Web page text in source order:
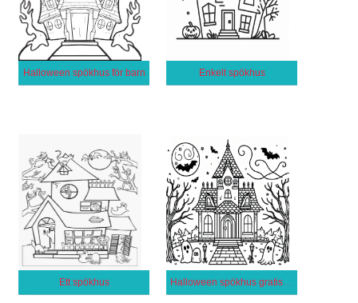
Halloween spökhus för barn Enkelt spökhus
Ett spökhus Halloween spökhus gratis utskrivbar för barn